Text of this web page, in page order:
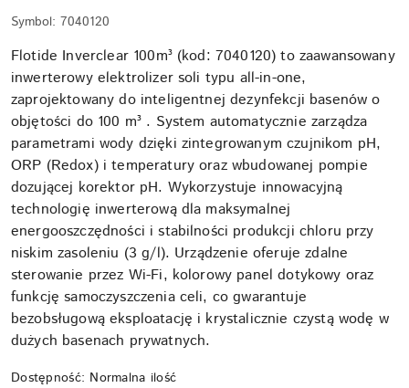
Symbol: 7040120
Flotide Inverclear 100m³ (kod: 7040120) to zaawansowany
inwerterowy elektrolizer soli typu all-in-one,
zaprojektowany do inteligentnej dezynfekcji basenów o
objętości do 100 m³ . System automatycznie zarządza
parametrami wody dzięki zintegrowanym czujnikom pH,
ORP (Redox) i temperatury oraz wbudowanej pompie
dozującej korektor pH. Wykorzystuje innowacyjną
technologię inwerterową dla maksymalnej
energooszczędności i stabilności produkcji chloru przy
niskim zasoleniu (3 g/l). Urządzenie oferuje zdalne
sterowanie przez Wi-Fi, kolorowy panel dotykowy oraz
funkcję samoczyszczenia celi, co gwarantuje
bezobsługową eksploatację i krystalicznie czystą wodę w
dużych basenach prywatnych.
Dostępność: Normalna ilość